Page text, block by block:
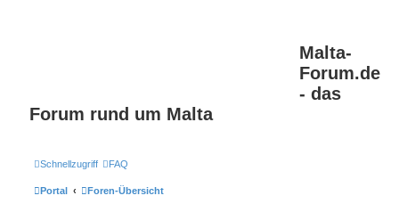
Malta-
Forum.de
- das
Forum rund um Malta
Schnellzugriff FAQ
Portal Foren-Übersicht